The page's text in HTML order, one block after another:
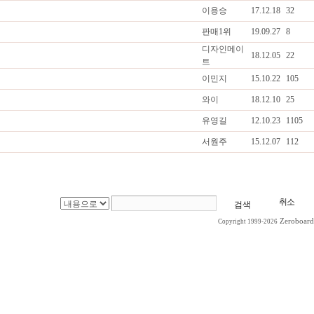
이용승 17.12.18 32
판매1위 19.09.27 8
디자인메이
트
18.12.05 22
이민지 15.10.22 105
와이 18.12.10 25
유영길 12.10.23 1105
서원주 15.12.07 112
취소
Copyright 1999-2026 Zeroboard